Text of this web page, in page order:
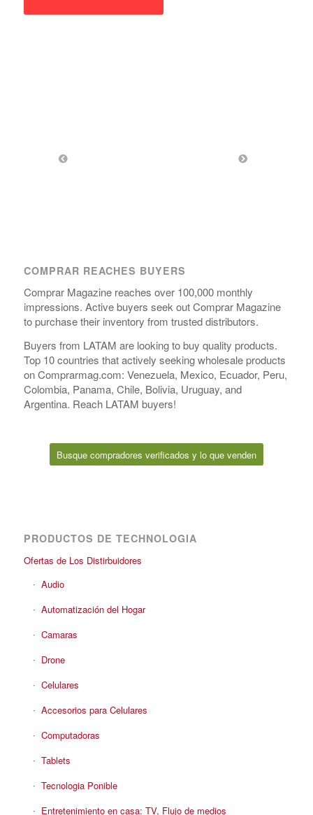
COMPRAR REACHES BUYERS
Comprar Magazine reaches over 100,000 monthly
impressions. Active buyers seek out Comprar Magazine
to purchase their inventory from trusted distributors.
Buyers from LATAM are looking to buy quality products.
Top 10 countries that actively seeking wholesale products
on Comprarmag.com: Venezuela, Mexico, Ecuador, Peru,
Colombia, Panama, Chile, Bolivia, Uruguay, and
Argentina. Reach LATAM buyers!
Busque compradores verificados y lo que venden
PRODUCTOS DE TECHNOLOGIA
Ofertas de Los Distirbuidores
Audio
Automatización del Hogar
Camaras
Drone
Celulares
Accesorios para Celulares
Computadoras
Tablets
Tecnologia Ponible
Entretenimiento en casa: TV, Flujo de medios